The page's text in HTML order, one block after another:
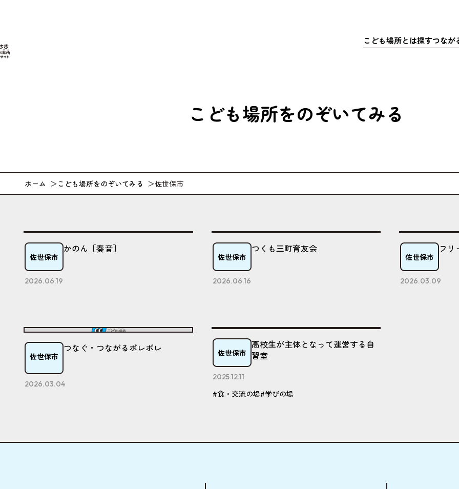
こども場所とは探すつなが
こども場所をのぞいてみる
ホーム こども場所をのぞいてみる 佐世保市
佐世保市
かのん［奏音］
2026.06.19
佐世保市
つくも三町育友会
2026.06.16
佐世保市
フリ
2026.03.09
佐世保市
つなぐ・つながるポレポレ
2026.03.04
佐世保市
高校生が主体となって運営する自
習室
2025.12.11
#食・交流の場#学びの場